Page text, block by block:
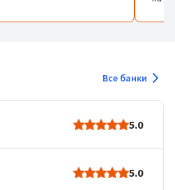
Все банки
5.0
5.0